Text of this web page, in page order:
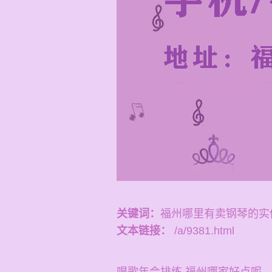
关键词： 福州哪里有卖钢琴的实
文本链接：
/a/9381.html